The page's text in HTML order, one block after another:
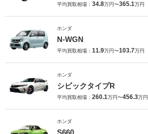
平均買取相場： 34.8万円〜365.1万円
ホンダ
N-WGN
平均買取相場： 11.9万円〜103.7万円
ホンダ
シビックタイプR
平均買取相場： 260.1万円〜456.3万円
ホンダ